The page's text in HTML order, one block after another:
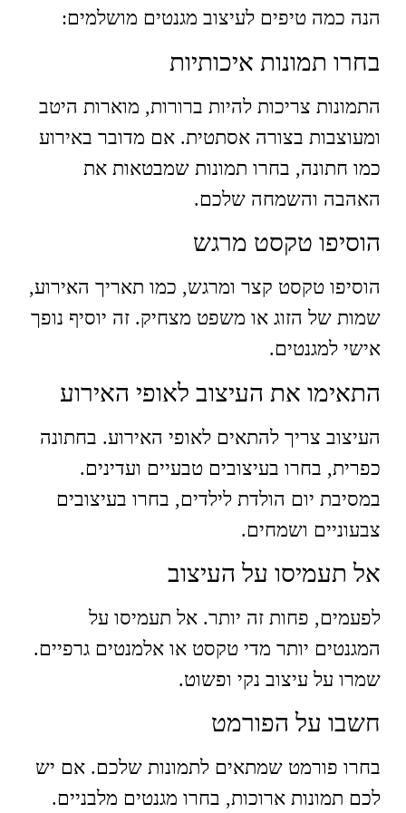
הנה כמה טיפים לעיצוב מגנטים מושלמים:
בחרו תמונות איכותיות
התמונות צריכות להיות ברורות, מוארות היטב
ומעוצבות בצורה אסתטית. אם מדובר באירוע
כמו חתונה, בחרו תמונות שמבטאות את
האהבה והשמחה שלכם.
הוסיפו טקסט מרגש
הוסיפו טקסט קצר ומרגש, כמו תאריך האירוע,
שמות של הזוג או משפט מצחיק. זה יוסיף נופך
אישי למגנטים.
התאימו את העיצוב לאופי האירוע
העיצוב צריך להתאים לאופי האירוע. בחתונה
כפרית, בחרו בעיצובים טבעיים ועדינים.
במסיבת יום הולדת לילדים, בחרו בעיצובים
צבעוניים ושמחים.
אל תעמיסו על העיצוב
לפעמים, פחות זה יותר. אל תעמיסו על
המגנטים יותר מדי טקסט או אלמנטים גרפיים.
שמרו על עיצוב נקי ופשוט.
חשבו על הפורמט
בחרו פורמט שמתאים לתמונות שלכם. אם יש
לכם תמונות ארוכות, בחרו מגנטים מלבניים.